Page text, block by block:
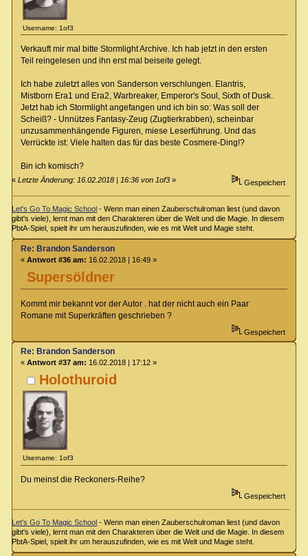
Username: 1of3
Verkauft mir mal bitte Stormlight Archive. Ich hab jetzt in den ersten
Teil reingelesen und ihn erst mal beiseite gelegt.
Ich habe zuletzt alles von Sanderson verschlungen. Elantris,
Mistborn Era1 und Era2, Warbreaker, Emperor's Soul, Sixth of Dusk.
Jetzt hab ich Stormlight angefangen und ich bin so: Was soll der
Scheiß? - Unnützes Fantasy-Zeug (Zugtierkrabben), scheinbar
unzusammenhängende Figuren, miese Leserführung. Und das
Verrückte ist: Viele halten das für das beste Cosmere-Ding!?
Bin ich komisch?
«Letzte Änderung: 16.02.2018 | 16:36 von 1of3 » Gespeichert
Let's Go To Magic School - Wenn man einen Zauberschulroman liest (und davon
gibt's viele), lernt man mit den Charakteren über die Welt und die Magie. In diesem
PbtA-Spiel, spielt ihr um herauszufinden, wie es mit Welt und Magie steht.
Supersöldner
Re: Brandon Sanderson
« Antwort #36 am: 16.02.2018 | 16:49 »
Kommt mir bekannt vor der Autor . hat der nicht auch ein Paar
Romane mit Superkräften geschrieben ?
Gespeichert
Holothuroid
Username: 1of3
Re: Brandon Sanderson
« Antwort #37 am: 16.02.2018 | 17:12 »
Du meinst die Reckoners-Reihe?
Gespeichert
Let's Go To Magic School - Wenn man einen Zauberschulroman liest (und davon
gibt's viele), lernt man mit den Charakteren über die Welt und die Magie. In diesem
PbtA-Spiel, spielt ihr um herauszufinden, wie es mit Welt und Magie steht.